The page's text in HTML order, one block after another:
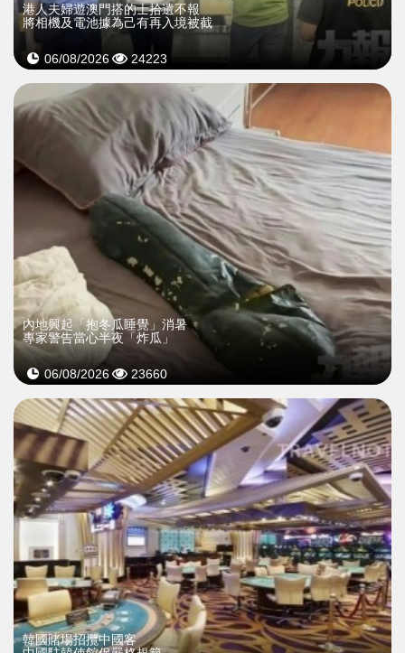
​港人夫婦遊澳門搭的士拾遺不報
將相機及電池據為己有再入境被截
06/08/2026 24223
內地興起「抱冬瓜睡覺」消暑
專家警告當心半夜「炸瓜」
06/08/2026 23660
韓國賭場招攬中國客